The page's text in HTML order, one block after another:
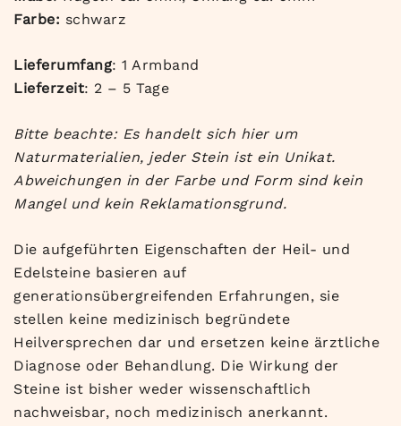
Farbe: schwarz
Lieferumfang: 1 Armband
Lieferzeit: 2 – 5 Tage
Bitte beachte: Es handelt sich hier um
Naturmaterialien, jeder Stein ist ein Unikat.
Abweichungen in der Farbe und Form sind kein
Mangel und kein Reklamationsgrund.
Die aufgeführten Eigenschaften der Heil- und
Edelsteine basieren auf
generationsübergreifenden Erfahrungen, sie
stellen keine medizinisch begründete
Heilversprechen dar und ersetzen keine ärztliche
Diagnose oder Behandlung. Die Wirkung der
Steine ist bisher weder wissenschaftlich
nachweisbar, noch medizinisch anerkannt.